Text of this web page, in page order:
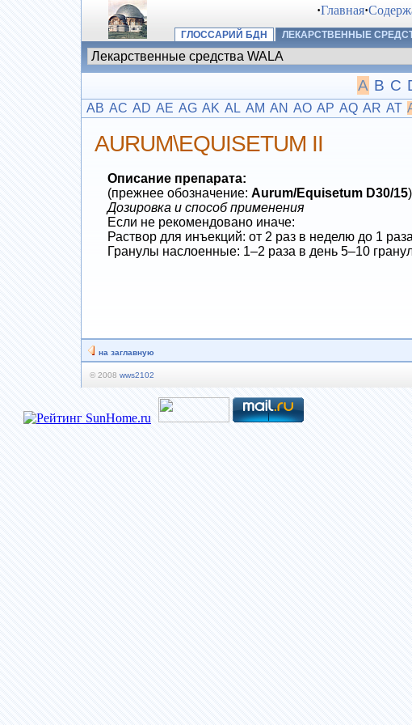
·Главная·
ГЛОССАРИЙ БДН
ЛЕКАРСТВЕННЫЕ
A B C
AB AC AD AE AG AK AL AM AN AO AP AQ AR AT
AURUM\EQUISETUM II
Описание препарата:
(прежнее обозначение: Aurum/Equisetum D30/15)
Дозировка и способ применения
Если не рекомендовано иначе:
Раствор для инъекций: от 2 раз в неделю до 1
Гранулы наслоенные: 1–2 раза в день 5–10
на заглавную
© 2008 wws2102